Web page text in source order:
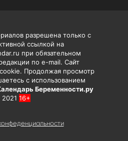
разрешена только с
ссылкой на
при обязательном
по e-mail. Сайт
Продолжая просмотр
с использованием
Беременности.ру
2021 16+